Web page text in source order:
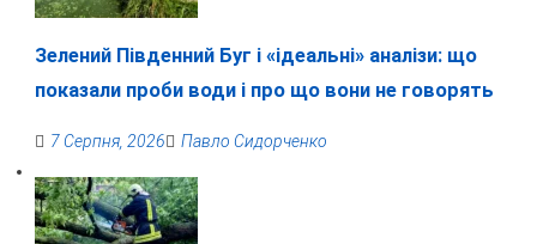
Зелений Південний Буг і «ідеальні» аналізи: що
показали проби води і про що вони не говорять
7 Серпня, 2026 Павло Сидорченко